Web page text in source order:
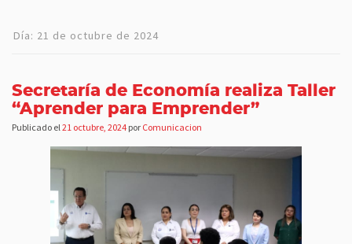
Día: 21 de octubre de 2024
Secretaría de Economía realiza Taller
“Aprender para Emprender”
Publicado el21 octubre, 2024 por Comunicacion